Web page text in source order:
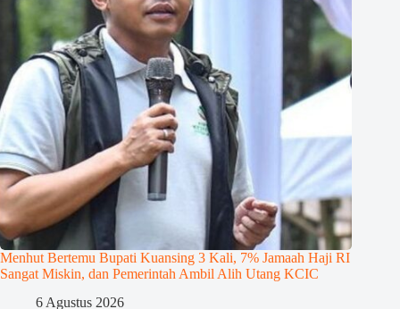
Menhut Bertemu Bupati Kuansing 3 Kali, 7% Jamaah Haji RI
Sangat Miskin, dan Pemerintah Ambil Alih Utang KCIC
6 Agustus 2026